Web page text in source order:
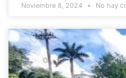
Noviembre 8, 2024 No hay